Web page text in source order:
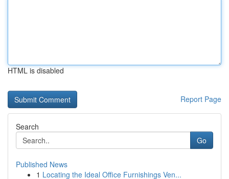
HTML is disabled
Report Page
Search
Go
Published News
1 Locating the Ideal Office Furnishings Ven...